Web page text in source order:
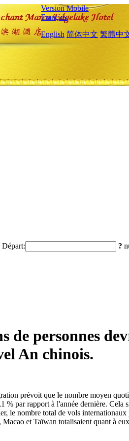
Version Mobile
Français
English 简体中文 繁體中
Départ: ?
de personnes
An chinois.
prévoit que le nombre moyen
% par rapport à l'année dernière.
le nombre total de vols
et Taïwan totalisaient quant à